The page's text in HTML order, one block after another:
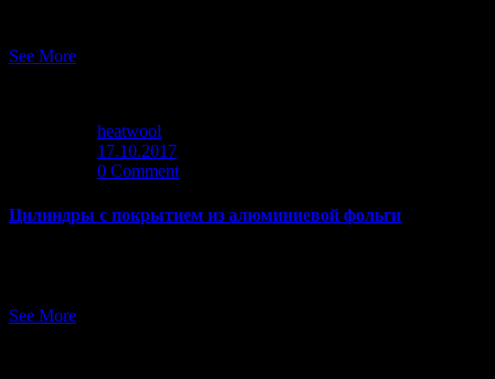
See More
heatwool
17.10.2017
0 Comment
Цилиндры с покрытием из алюминиевой фольги
See More